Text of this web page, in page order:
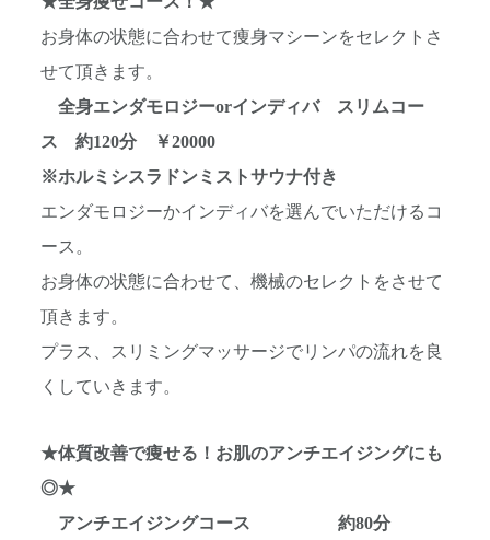
お身体の状態に合わせて痩身マシーンをセレクトさ
せて頂きます。
全身エンダモロジーorインディバ スリムコー
ス 約120分 ￥20000
※ホルミシスラドンミストサウナ付き
エンダモロジーかインディバを選んでいただけるコ
ース。
お身体の状態に合わせて、機械のセレクトをさせて
頂きます。
プラス、スリミングマッサージでリンパの流れを良
くしていきます。
★体質改善で痩せる！お肌のアンチエイジングにも
◎★
アンチエイジングコース 約80分